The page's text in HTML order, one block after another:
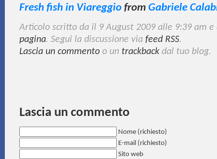
Fresh fish in Viareggio from Gabriele
Articolo scritto da il 9 August 2009 alle 9:39 am
pagina. Segui la discussione via feed RSS.
Lascia un commento o un trackback dal tuo blog.
Lascia un commento
Nome (richiesto)
E-mail (richiesto)
Sito web